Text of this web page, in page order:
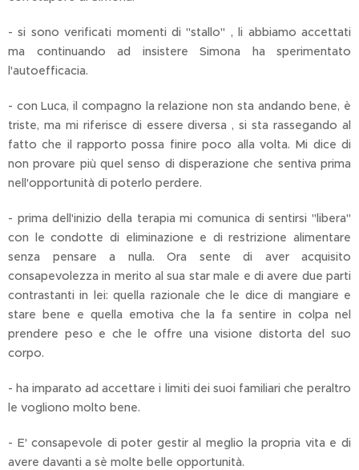
- si sono verificati momenti di "stallo" , li abbiamo accettati
ma continuando ad insistere Simona ha sperimentato
l'autoefficacia.
- con Luca, il compagno la relazione non sta andando bene, è
triste, ma mi riferisce di essere diversa , si sta rassegando al
fatto che il rapporto possa finire poco alla volta. Mi dice di
non provare più quel senso di disperazione che sentiva prima
nell'opportunità di poterlo perdere.
- prima dell'inizio della terapia mi comunica di sentirsi "libera"
con le condotte di eliminazione e di restrizione alimentare
senza pensare a nulla. Ora sente di aver acquisito
consapevolezza in merito al sua star male e di avere due parti
contrastanti in lei: quella razionale che le dice di mangiare e
stare bene e quella emotiva che la fa sentire in colpa nel
prendere peso e che le offre una visione distorta del suo
corpo.
- ha imparato ad accettare i limiti dei suoi familiari che peraltro
le vogliono molto bene.
- E' consapevole di poter gestir al meglio la propria vita e di
avere davanti a sè molte belle opportunità.